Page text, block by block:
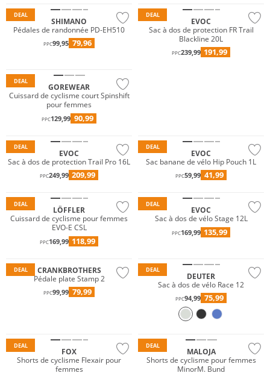
DEAL
SHIMANO
Pédales de randonnée PD-EH510
PPC99,95 79,96
DEAL
EVOC
Sac à dos de protection FR Trail
Blackline 20L
PPC239,99 191,99
DEAL
GOREWEAR
Cuissard de cyclisme court Spinshift
pour femmes
PPC129,99 90,99
DEAL
EVOC
Sac à dos de protection Trail Pro 16L
PPC249,99 209,99
DEAL
EVOC
Sac banane de vélo Hip Pouch 1L
PPC59,99 41,99
DEAL
LÖFFLER
Cuissard de cyclisme pour femmes
EVO-E CSL
PPC169,99 118,99
DEAL
EVOC
Sac à dos de vélo Stage 12L
PPC169,99 135,99
DEAL
CRANKBROTHERS
Pédale plate Stamp 2
PPC99,99 79,99
DEAL
DEUTER
Sac à dos de vélo Race 12
PPC94,99 75,99
DEAL
FOX
Shorts de cyclisme Flexair pour
femmes
DEAL
MALOJA
Shorts de cyclisme pour femmes
MinorM. Bund